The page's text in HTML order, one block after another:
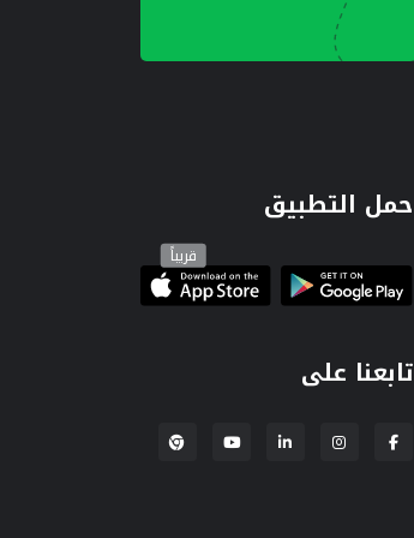
حمل التطبيق
قريباً
تابعنا على
إضافة لبنكة لمتصفح Chrome